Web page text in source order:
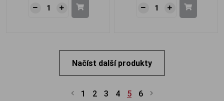
Načíst další produkty
1 2 3 4 5 6